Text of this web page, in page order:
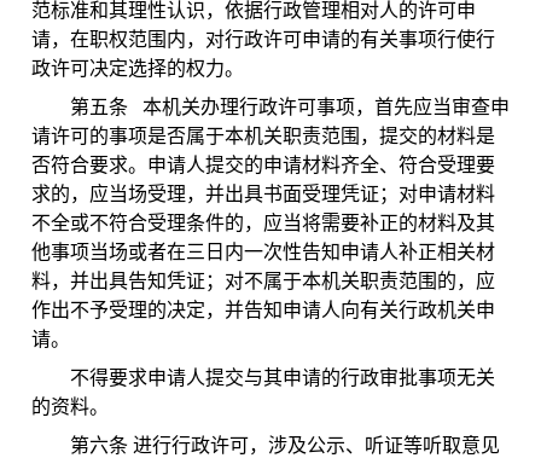
范标准和其理性认识，依据行政管理相对人的许可申
请，在职权范围内，对行政许可申请的有关事项行使行
政许可决定选择的权力。
第五条 本机关办理行政许可事项，首先应当审查申
请许可的事项是否属于本机关职责范围，提交的材料是
否符合要求。申请人提交的申请材料齐全、符合受理要
求的，应当场受理，并出具书面受理凭证；对申请材料
不全或不符合受理条件的，应当将需要补正的材料及其
他事项当场或者在三日内一次性告知申请人补正相关材
料，并出具告知凭证；对不属于本机关职责范围的，应
作出不予受理的决定，并告知申请人向有关行政机关申
请。
不得要求申请人提交与其申请的行政审批事项无关
的资料。
第六条 进行行政许可，涉及公示、听证等听取意见